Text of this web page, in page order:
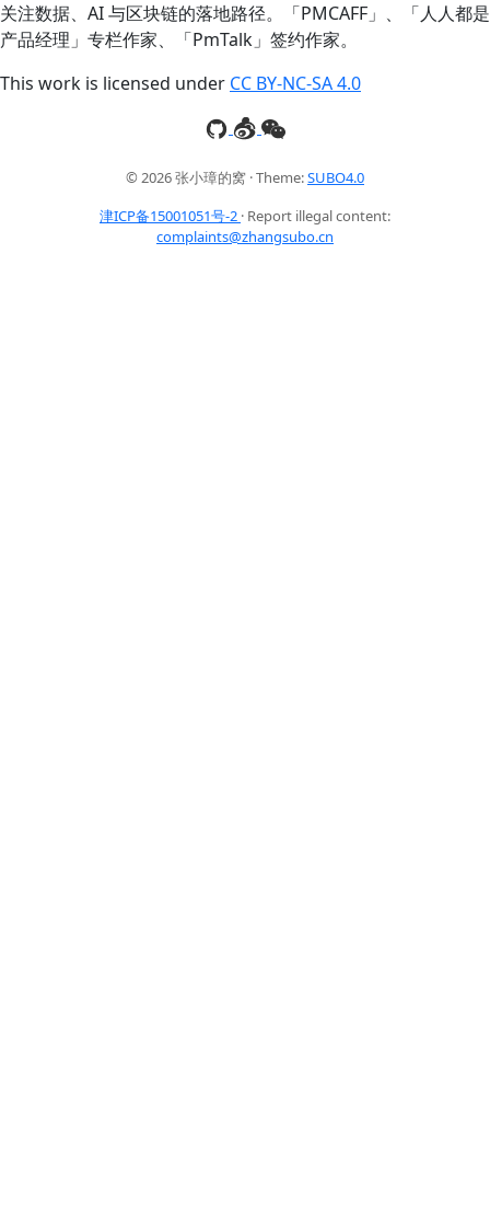
关注数据、AI 与区块链的落地路径。「PMCAFF」、「人人都是
产品经理」专栏作家、「PmTalk」签约作家。
This work is licensed under CC BY-NC-SA 4.0
© 2026 张小璋的窝 · Theme:SUBO4.0
津ICP备15001051号-2 · Report illegal content:
complaints@zhangsubo.cn